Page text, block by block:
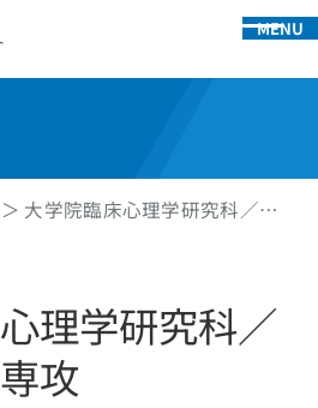
MENU
大学院臨床心理学研究科／…
理学研究科／
攻